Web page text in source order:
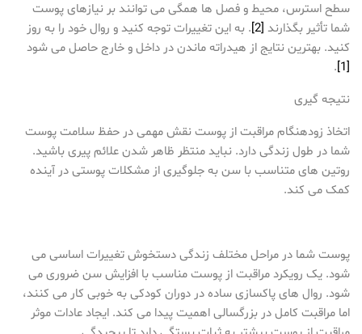
سطح استرس، محیط و فصل ها همگی می توانند بر نیازهای پوست
شما تأثیر بگذارند [2]
. به این تغییرات توجه کنید و روال خود را به روز
کنید. بهترین نتایج از هیدراته ماندن در داخل و خارج حاصل می شود
[1]
.
نتیجه گیری
اتخاذ زودهنگام مراقبت از پوست نقش مهمی در حفظ سلامت پوست
شما در طول زندگی دارد. نباید منتظر ظاهر شدن علائم پیری باشید.
روتین های متناسب با سن به جلوگیری از مشکلات پوستی در آینده
کمک می کند.
پوست شما در مراحل مختلف زندگی دستخوش تغییرات اساسی می
شود. یک رویکرد مراقبت از پوست مناسب با افزایش سن ضروری می
شود. روال های پاکسازی ساده در دوران کودکی به خوبی کار می کنند،
اما مراقبت کامل در بزرگسالی اهمیت پیدا می کند. ایجاد عادات موثر